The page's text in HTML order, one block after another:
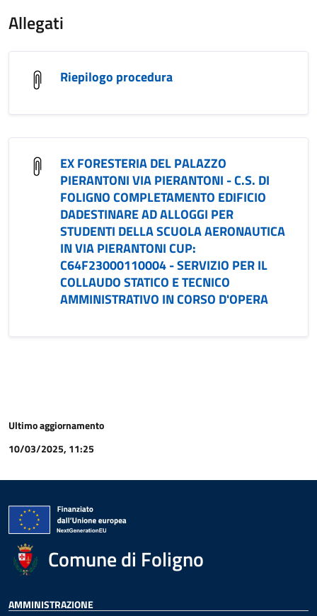
Allegati
Riepilogo procedura
EX FORESTERIA DEL PALAZZO
PIERANTONI VIA PIERANTONI - C.S. DI
FOLIGNO COMPLETAMENTO EDIFICIO
DADESTINARE AD ALLOGGI PER
STUDENTI DELLA SCUOLA AERONAUTICA
IN VIA PIERANTONI CUP:
C64F23000110004 - SERVIZIO PER IL
COLLAUDO STATICO E TECNICO
AMMINISTRATIVO IN CORSO D'OPERA
Ultimo aggiornamento
10/03/2025, 11:25
Comune di Foligno
AMMINISTRAZIONE